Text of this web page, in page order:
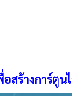
สร้างการ์ตูน